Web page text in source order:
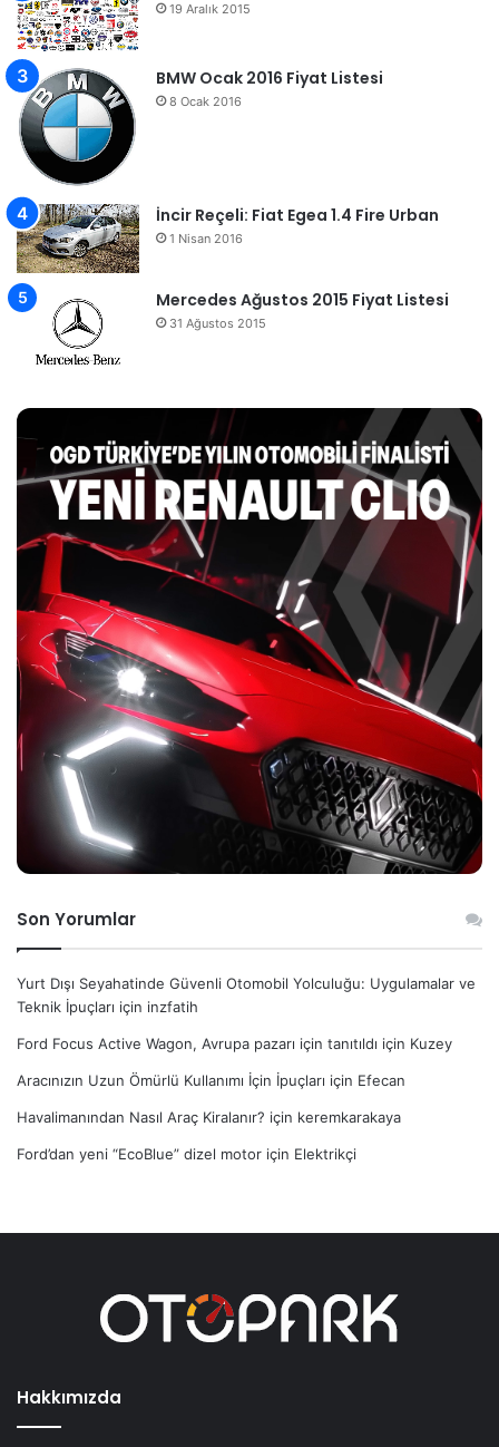
19 Aralık 2015
BMW Ocak 2016 Fiyat Listesi
8 Ocak 2016
İncir Reçeli: Fiat Egea 1.4 Fire Urban
1 Nisan 2016
Mercedes Ağustos 2015 Fiyat Listesi
31 Ağustos 2015
Son Yorumlar
Yurt Dışı Seyahatinde Güvenli Otomobil Yolculuğu: Uygulamalar ve
Teknik İpuçları için inzfatih
Ford Focus Active Wagon, Avrupa pazarı için tanıtıldı için Kuzey
Aracınızın Uzun Ömürlü Kullanımı İçin İpuçları için Efecan
Havalimanından Nasıl Araç Kiralanır? için keremkarakaya
Ford’dan yeni “EcoBlue” dizel motor için Elektrikçi
Hakkımızda